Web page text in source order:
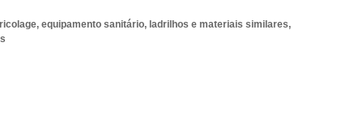
equipamento sanitário, ladrilhos e materiais similares,